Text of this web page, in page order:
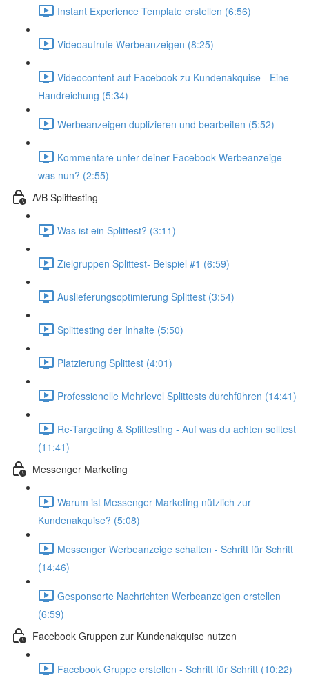
Instant Experience Template erstellen (6:56)
Videoaufrufe Werbeanzeigen (8:25)
Videocontent auf Facebook zu Kundenakquise - Eine
Handreichung (5:34)
Werbeanzeigen duplizieren und bearbeiten (5:52)
Kommentare unter deiner Facebook Werbeanzeige -
was nun? (2:55)
A/B Splittesting
Was ist ein Splittest? (3:11)
Zielgruppen Splittest- Beispiel #1 (6:59)
Auslieferungsoptimierung Splittest (3:54)
Splittesting der Inhalte (5:50)
Platzierung Splittest (4:01)
Professionelle Mehrlevel Splittests durchführen (14:41)
Re-Targeting & Splittesting - Auf was du achten solltest
(11:41)
Messenger Marketing
Warum ist Messenger Marketing nützlich zur
Kundenakquise? (5:08)
Messenger Werbeanzeige schalten - Schritt für Schritt
(14:46)
Gesponsorte Nachrichten Werbeanzeigen erstellen
(6:59)
Facebook Gruppen zur Kundenakquise nutzen
Facebook Gruppe erstellen - Schritt für Schritt (10:22)